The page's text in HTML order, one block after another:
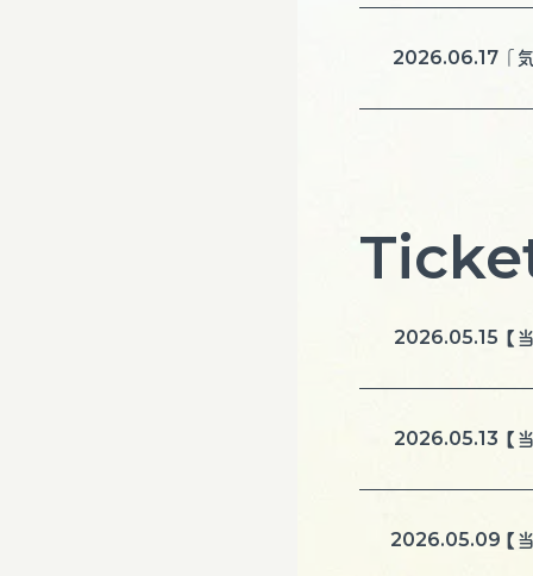
2026.06.17「
2026.05.15【
2026.05.13【
2026.05.09【